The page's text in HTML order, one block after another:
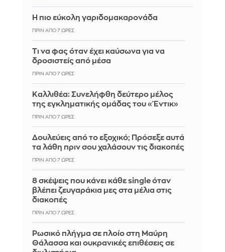
Η πιο εύκολη γαριδομακαρονάδα
ΠΡΙΝ ΑΠΌ 7 ΏΡΕΣ
Τι να φας όταν έχει καύσωνα για να
δροσιστείς από μέσα
ΠΡΙΝ ΑΠΌ 7 ΏΡΕΣ
Καλλιθέα: Συνελήφθη δεύτερο μέλος
της εγκληματικής ομάδας του «Έντικ»
ΠΡΙΝ ΑΠΌ 7 ΏΡΕΣ
Δουλεύεις από το εξοχικό; Πρόσεξε αυτά
τα λάθη πριν σου χαλάσουν τις διακοπές
ΠΡΙΝ ΑΠΌ 7 ΏΡΕΣ
8 σκέψεις που κάνει κάθε single όταν
βλέπει ζευγαράκια μες στα μέλια στις
διακοπές
ΠΡΙΝ ΑΠΌ 7 ΏΡΕΣ
Ρωσικό πλήγμα σε πλοίο στη Μαύρη
Θάλασσα και ουκρανικές επιθέσεις σε